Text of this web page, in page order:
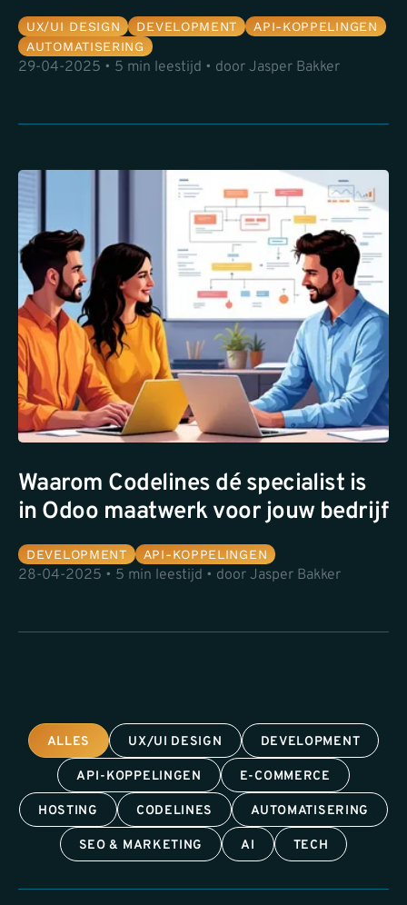
UX/UI DESIGN DEVELOPMENT
API-KOPPELINGEN
AUTOMATISERING
29-04-2025 • 5 min leestijd • door Jasper Bakker
Waarom Codelines dé specialist is
in Odoo maatwerk voor jouw bedrijf
DEVELOPMENT API-KOPPELINGEN
28-04-2025 • 5 min leestijd • door Jasper Bakker
ALLES UX/UI DESIGN DEVELOPMENT
API-KOPPELINGEN E-COMMERCE
HOSTING CODELINES AUTOMATISERING
SEO & MARKETING AI TECH
×